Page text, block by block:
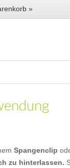
»
Spangenclip
zu hinterlassen.